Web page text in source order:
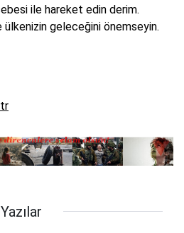
ile hareket edin derim.
ülkenizin geleceğini önemseyin.